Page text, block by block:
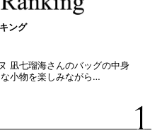
ング
凪七瑠海さんのバッグの中身
小物を楽しみながら…